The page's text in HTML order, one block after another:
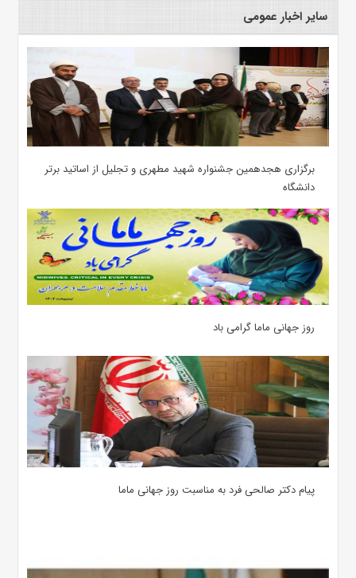
سایر اخبار عمومی
برگزاری هجدهمین جشنواره شهید مطهری و تجلیل از اساتید برتر
دانشگاه
روز جهانی ماما گرامی باد
پیام دکتر صالحی فرد به مناسبت روز جهانی ماما